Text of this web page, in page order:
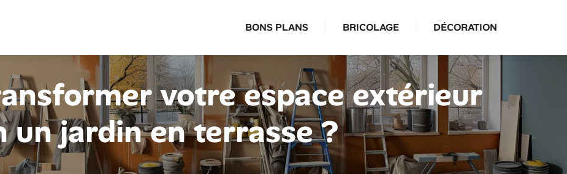
BONS PLANS BRICOLAGE DÉCORATION
votre espace extérieur
un jardin en terrasse ?